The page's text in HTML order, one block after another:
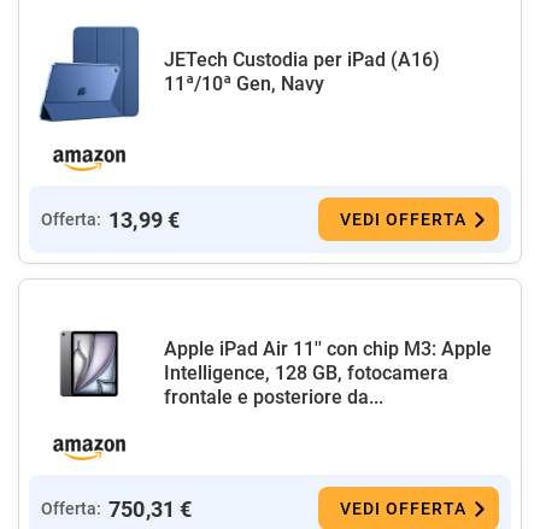
JETech Custodia per iPad (A16)
11ª/10ª Gen, Navy
Offerta: 13,99 € VEDI OFFERTA
Apple iPad Air 11'' con chip M3: Apple
Intelligence, 128 GB, fotocamera
frontale e posteriore da...
Offerta: 750,31 € VEDI OFFERTA